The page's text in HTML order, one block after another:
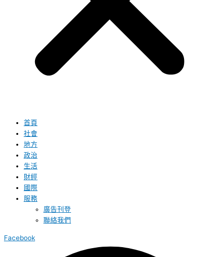
首頁
社會
地方
政治
生活
財經
國際
服務
廣告刊登
聯絡我們
Facebook